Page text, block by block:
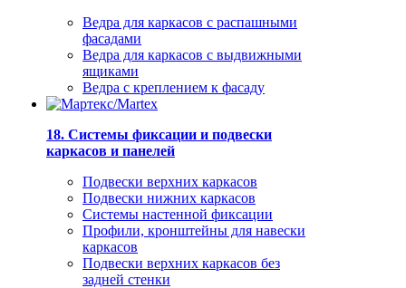
Ведра для каркасов с распашными
фасадами
Ведра для каркасов с выдвижными
ящиками
Ведра с креплением к фасаду
18. Системы фиксации и подвески
каркасов и панелей
Подвески верхних каркасов
Подвески нижних каркасов
Системы настенной фиксации
Профили, кронштейны для навески
каркасов
Подвески верхних каркасов без
задней стенки